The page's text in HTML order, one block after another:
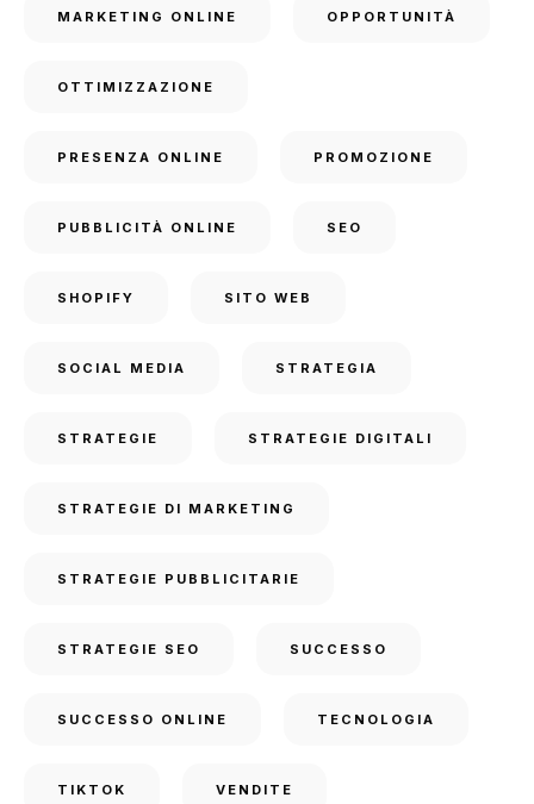
MARKETING ONLINE OPPORTUNITÀ
OTTIMIZZAZIONE
PRESENZA ONLINE PROMOZIONE
PUBBLICITÀ ONLINE SEO
SHOPIFY SITO WEB
SOCIAL MEDIA STRATEGIA
STRATEGIE STRATEGIE DIGITALI
STRATEGIE DI MARKETING
STRATEGIE PUBBLICITARIE
STRATEGIE SEO SUCCESSO
SUCCESSO ONLINE TECNOLOGIA
TIKTOK VENDITE